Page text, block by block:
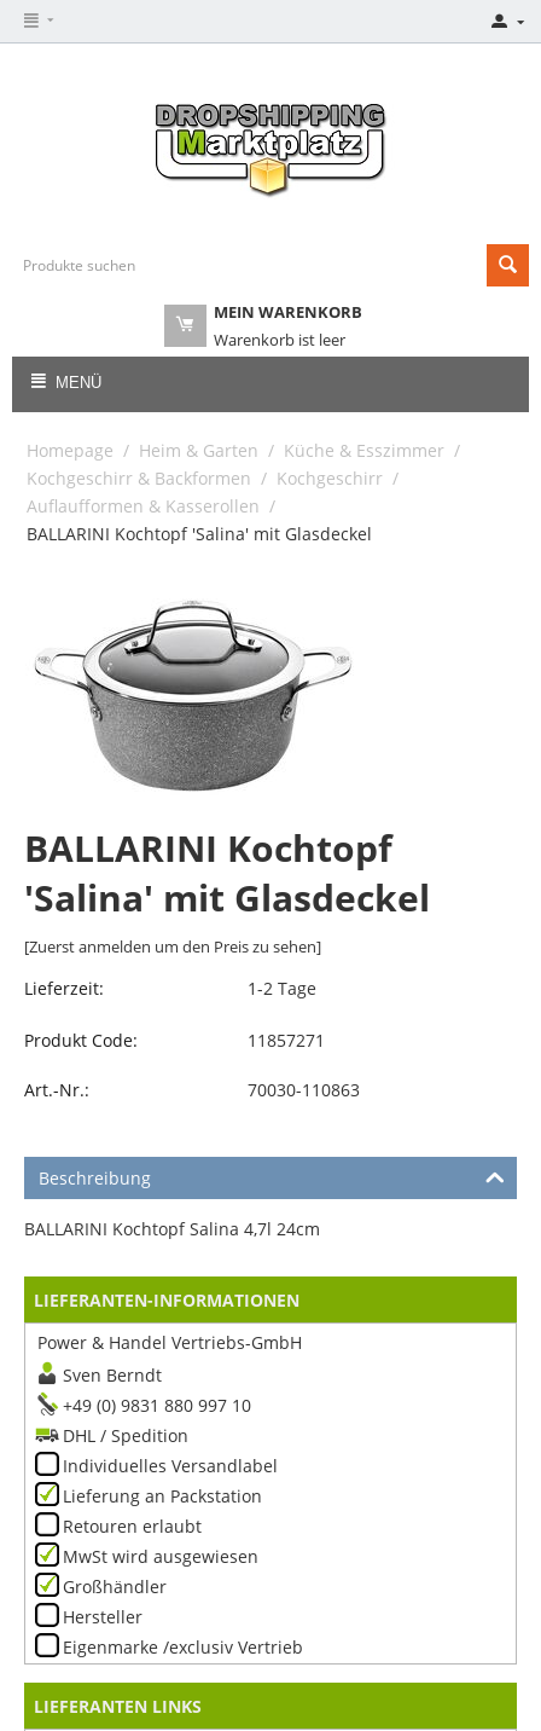
MEIN WARENKORB
Warenkorb ist leer
MENÜ
Homepage / Heim & Garten / Küche & Esszimmer /
Kochgeschirr & Backformen / Kochgeschirr /
Auflaufformen & Kasserollen /
BALLARINI Kochtopf 'Salina' mit Glasdeckel
BALLARINI Kochtopf
'Salina' mit Glasdeckel
[Zuerst anmelden um den Preis zu sehen]
Lieferzeit: 1-2 Tage
Produkt Code: 11857271
Art.-Nr.: 70030-110863
Beschreibung
BALLARINI Kochtopf Salina 4,7l 24cm
LIEFERANTEN-INFORMATIONEN
Power & Handel Vertriebs-GmbH
Sven Berndt
+49 (0) 9831 880 997 10
DHL / Spedition
Individuelles Versandlabel
Lieferung an Packstation
Retouren erlaubt
MwSt wird ausgewiesen
Großhändler
Hersteller
Eigenmarke /exclusiv Vertrieb
LIEFERANTEN LINKS